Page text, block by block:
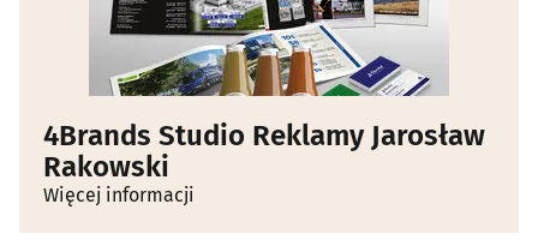
4Brands Studio Reklamy Jarosław
Rakowski
Więcej informacji